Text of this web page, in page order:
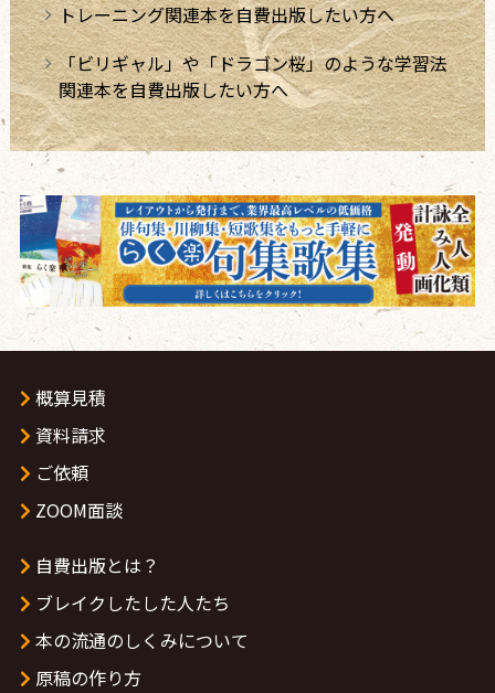
トレーニング関連本を自費出版したい方へ
「ビリギャル」や「ドラゴン桜」のような学習法
関連本を自費出版したい方へ
概算見積
資料請求
ご依頼
ZOOM面談
自費出版とは？
ブレイクしたした人たち
本の流通のしくみについて
原稿の作り方